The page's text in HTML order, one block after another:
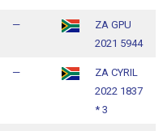
—
ZA GPU
2021 5944
—
ZA CYRIL
2022 1837
* 3